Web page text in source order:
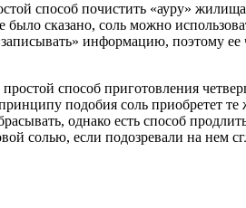
способ почистить «ауру» жилища
сказано, соль можно
информацию, поэтому ее
способ приготовления
подобия соль приобретет те
однако есть способ
солью, если подозревали на нем